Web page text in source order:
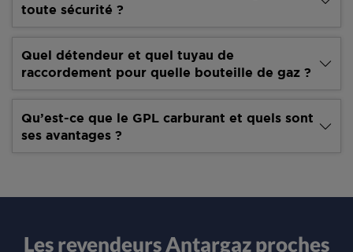
toute sécurité ?
Quel détendeur et quel tuyau de
raccordement pour quelle bouteille de gaz ?
Qu’est-ce que le GPL carburant et quels sont
ses avantages ?
Les revendeurs Antargaz proches